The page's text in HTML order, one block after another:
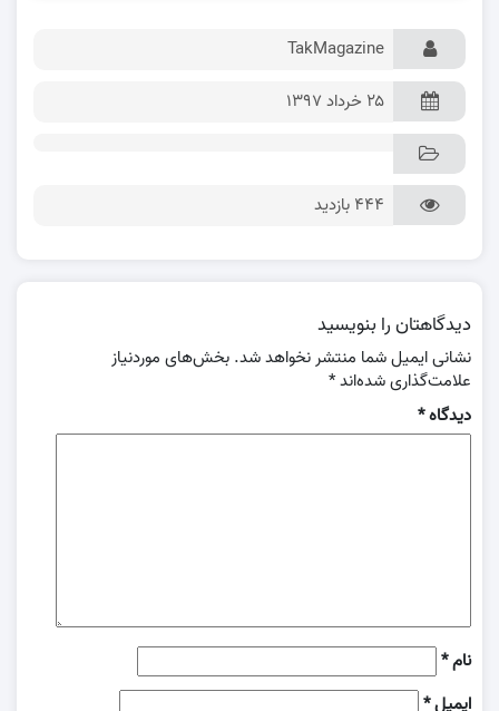
TakMagazine
۲۵ خرداد ۱۳۹۷
444 بازدید
دیدگاهتان را بنویسید
نشانی ایمیل شما منتشر نخواهد شد. بخش‌های موردنیاز
علامت‌گذاری شده‌اند*
دیدگاه*
نام*
ایمیل*